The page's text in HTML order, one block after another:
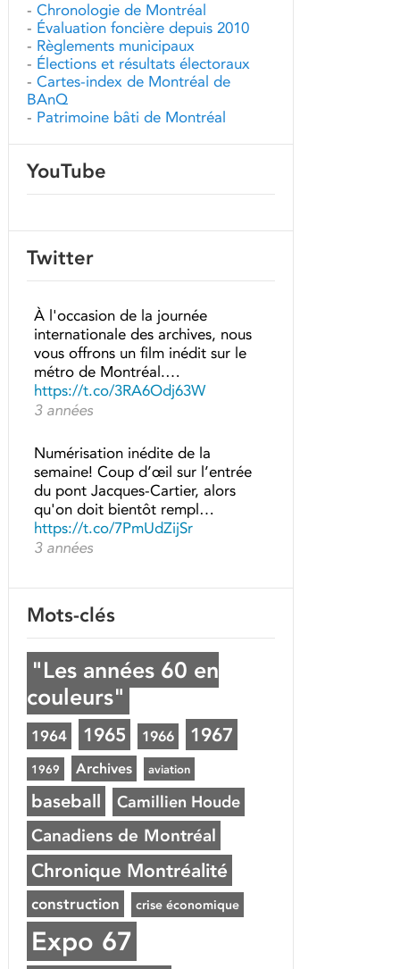
- Chronologie de Montréal
- Évaluation foncière depuis 2010
- Règlements municipaux
- Élections et résultats électoraux
- Cartes-index de Montréal de
BAnQ
- Patrimoine bâti de Montréal
YouTube
Twitter
À l'occasion de la journée
internationale des archives, nous
vous offrons un film inédit sur le
métro de Montréal.…
https://t.co/3RA6Odj63W
3 années
Numérisation inédite de la
semaine! Coup d’œil sur l’entrée
du pont Jacques-Cartier, alors
qu'on doit bientôt rempl…
https://t.co/7PmUdZijSr
3 années
Mots-clés
"Les années 60 en
couleurs"
1964 1965 1966 1967
1969 Archives aviation
baseball Camillien Houde
Canadiens de Montréal
Chronique Montréalité
construction crise économique
Expo 67